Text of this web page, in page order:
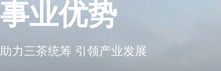
事业优势
助力三茶统筹 引领产业发展